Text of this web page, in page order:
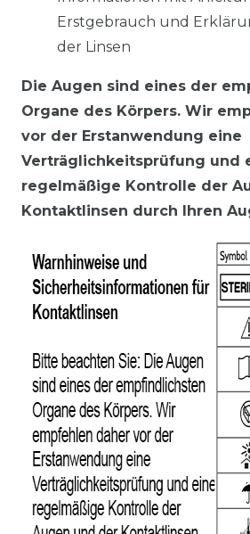
Erstgebrauch und
der Linsen
Die Augen sind eines der
Organe des Körpers. Wir
vor der Erstanwendung eine
Verträglichkeitsprüfung und
regelmäßige Kontrolle der
Kontaktlinsen durch Ihren